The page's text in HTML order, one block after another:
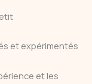
et expérimentés
et les